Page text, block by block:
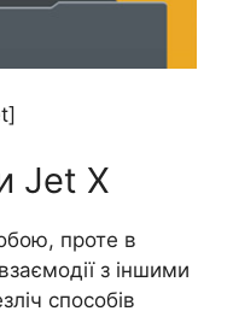
Jet X
проте в
з іншими
способів